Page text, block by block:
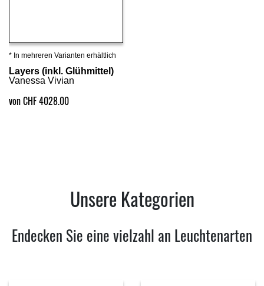
Details ansehen
* In mehreren Varianten erhältlich
Layers (inkl. Glühmittel)
Vanessa Vivian
von CHF 4028.00
Unsere Kategorien
Endecken Sie eine vielzahl an Leuchtenarten